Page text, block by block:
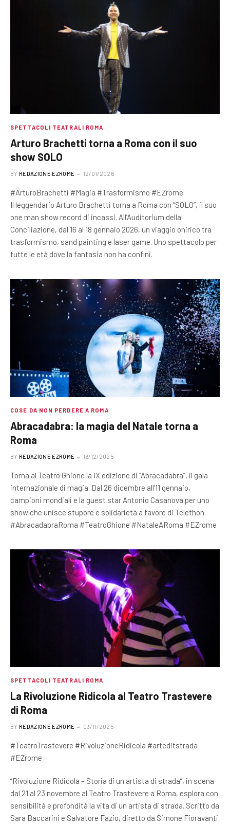
SPETTACOLI TEATRALI ROMA
Arturo Brachetti torna a Roma con il suo
show SOLO
BY REDAZIONE EZROME 12/01/2026
#ArturoBrachetti #Magia #Trasformismo #EZrome
Il leggendario Arturo Brachetti torna a Roma con “SOLO”, il suo
one man show record di incassi. All’Auditorium della
Conciliazione, dal 16 al 18 gennaio 2026, un viaggio onirico tra
trasformismo, sand painting e laser game. Uno spettacolo per
tutte le età dove la fantasia non ha confini.
COSE DA NON PERDERE A ROMA
Abracadabra: la magia del Natale torna a
Roma
BY REDAZIONE EZROME 16/12/2025
Torna al Teatro Ghione la IX edizione di “Abracadabra”, il gala
internazionale di magia. Dal 26 dicembre all’11 gennaio,
campioni mondiali e la guest star Antonio Casanova per uno
show che unisce stupore e solidarietà a favore di Telethon.
#AbracadabraRoma #TeatroGhione #NataleARoma #EZrome
SPETTACOLI TEATRALI ROMA
La Rivoluzione Ridicola al Teatro Trastevere
di Roma
BY REDAZIONE EZROME 03/11/2025
#TeatroTrastevere #RivoluzioneRidicola #arteditstrada
#EZrome
“Rivoluzione Ridicola – Storia di un artista di strada”, in scena
dal 21 al 23 novembre al Teatro Trastevere a Roma, esplora con
sensibilità e profondità la vita di un artista di strada. Scritto da
Sara Baccarini e Salvatore Fazio, diretto da Simone Fioravanti